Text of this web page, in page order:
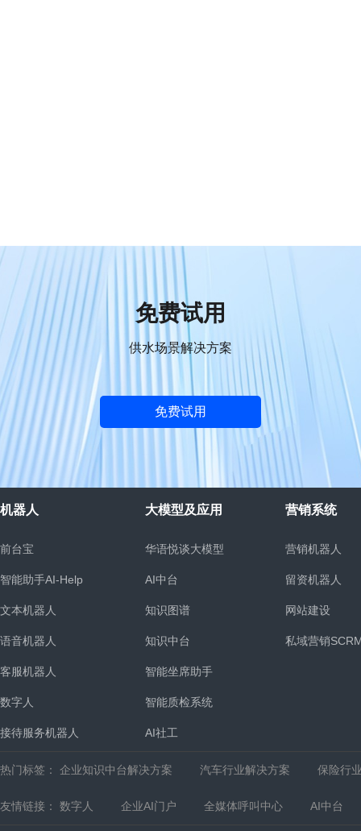
免费试用
供水场景解决方案
免费试用
机器人
前台宝
智能助手AI-Help
文本机器人
语音机器人
客服机器人
数字人
接待服务机器人
大模型及应用
华语悦谈大模型
AI中台
知识图谱
知识中台
智能坐席助手
智能质检系统
AI社工
营销系统
营销机器人
留资机器人
网站建设
私域营销
热门标签： 企业知识中台解决方案 汽车行业解决方案 保险行
友情链接： 数字人 企业AI门户 全媒体呼叫中心 AI中台